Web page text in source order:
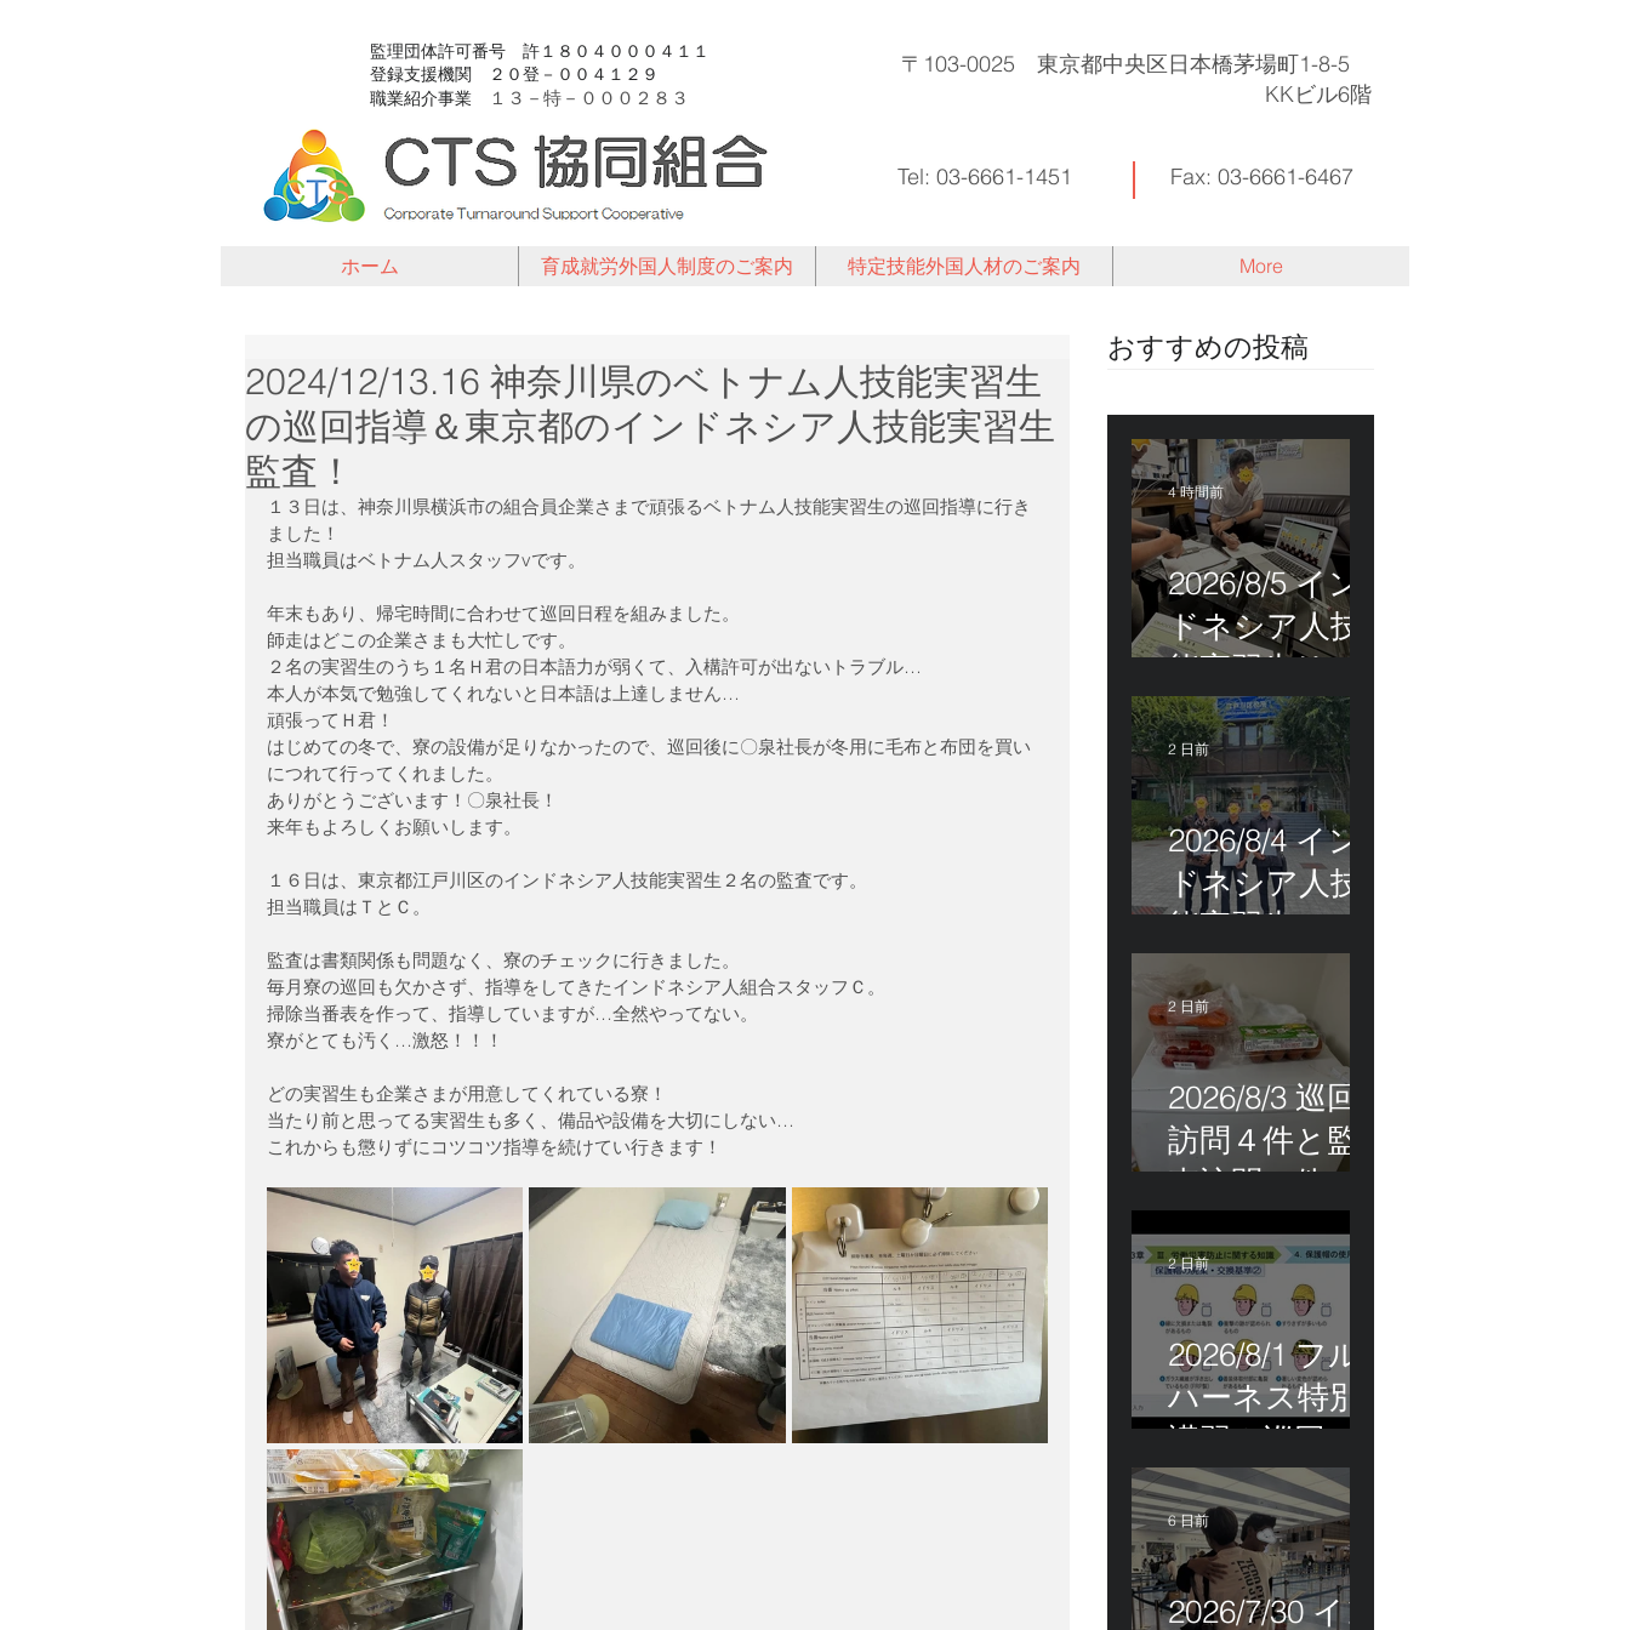
​監理団体許可番号 許１８０４０００４１１
​登録支援機関 ２０登－００４１２９
​職業紹介事業
１３－特－ ０００２８３
〒103-0025 東京都中央区日本橋茅場町1-8-5
KKビル6階
Tel: 03-6661-1451 Fax: 03-6661-6467
ホーム 育成就労外国人制度のご案内 特定技能外国人材のご案内 More
2024/12/13.16 神奈川県のベトナム人技能実習生
の巡回指導＆東京都のインドネシア人技能実習生
監査！
１３日は、神奈川県横浜市の組合員企業さまで頑張るベトナム人技能実習生の巡回指導に行き
ました！
担当職員はベトナム人スタッフvです。
年末もあり、帰宅時間に合わせて巡回日程を組みました。
師走はどこの企業さまも大忙しです。
２名の実習生のうち１名Ｈ君の日本語力が弱くて、入構許可が出ないトラブル…
本人が本気で勉強してくれないと日本語は上達しません…
頑張ってＨ君！
はじめての冬で、寮の設備が足りなかったので、巡回後に〇泉社長が冬用に毛布と布団を買い
につれて行ってくれました。
ありがとうございます！〇泉社長！
来年もよろしくお願いします。
１６日は、東京都江戸川区のインドネシア人技能実習生２名の監査です。
担当職員はＴとＣ。
監査は書類関係も問題なく、寮のチェックに行きました。
毎月寮の巡回も欠かさず、指導をしてきたインドネシア人組合スタッフＣ。
掃除当番表を作って、指導していますが…全然やってない。
寮がとても汚く…激怒！！！
どの実習生も企業さまが用意してくれている寮！
当たり前と思ってる実習生も多く、備品や設備を大切にしない…
これからも懲りずにコツコツ指導を続けてい行きます！
​おすすめの投稿
2026/8/5 イン
ドネシア人技
能実習生リモ
ート選考会＠
茨城県
4 時間前
2026/8/4 イン
ドネシア人技
能実習生の配
戸川区！
2 日前
2026/8/3 巡回
訪問４件と監
査訪問１件
2 日前
2026/8/1 フル
ハーネス特別
講習＆巡回指
導！
2 日前
2026/7/30 イン
6 日前